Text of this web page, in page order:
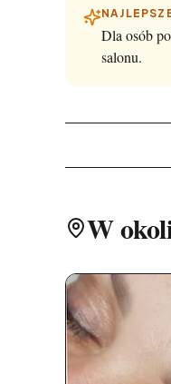
Dla osób
salonu.
W